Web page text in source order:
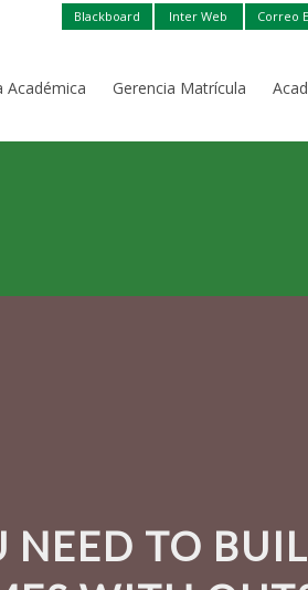
Blackboard Inter Web Correo
Académica Gerencia Matrícula
NEED TO